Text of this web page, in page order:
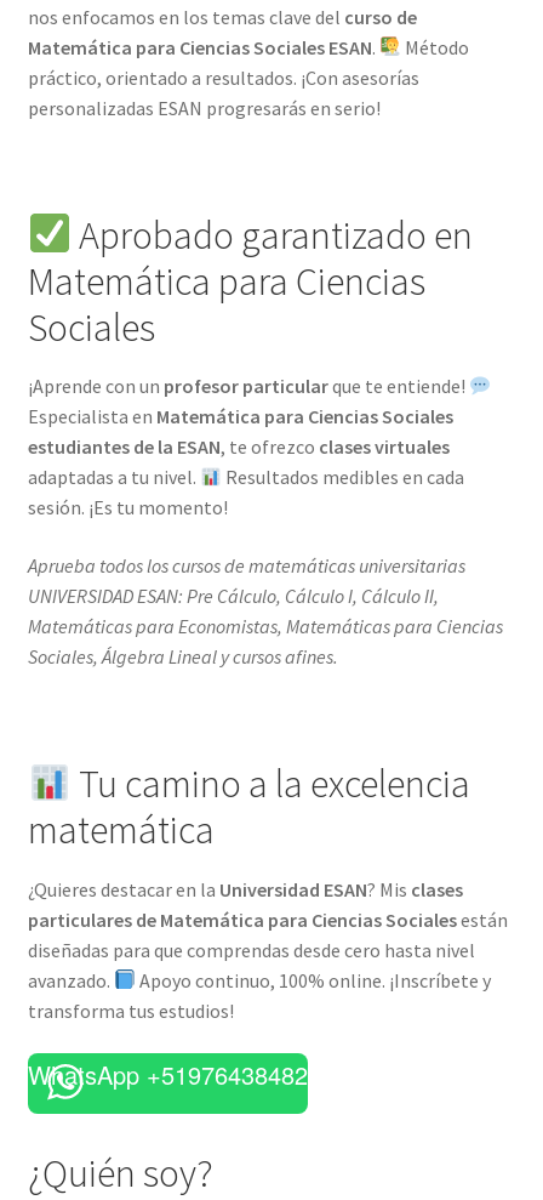
nos enfocamos en los temas clave del curso de
Matemática para Ciencias Sociales ESAN.
Método
práctico, orientado a resultados. ¡Con asesorías
personalizadas ESAN progresarás en serio!
Aprobado garantizado en
Matemática para Ciencias
Sociales
¡Aprende con un profesor particularque te entiende!
Especialista en Matemática para Ciencias Sociales
estudiantes de la ESAN, te ofrezco clases virtuales
adaptadas a tu nivel.
Resultados medibles en cada
sesión. ¡Es tu momento!
Aprueba todos los cursos de matemáticas universitarias
UNIVERSIDAD ESAN: Pre Cálculo, Cálculo I, Cálculo II,
Matemáticas para Economistas, Matemáticas para Ciencias
Sociales, Álgebra Lineal y cursos afines.
Tu camino a la excelencia
matemática
¿Quieres destacar en la Universidad ESAN? Mis clases
particulares de Matemática para Ciencias Socialesestán
diseñadas para que comprendas desde cero hasta nivel
avanzado.
Apoyo continuo, 100% online. ¡Inscríbete y
transforma tus estudios!
WhatsApp +51976438482
¿Quién soy?